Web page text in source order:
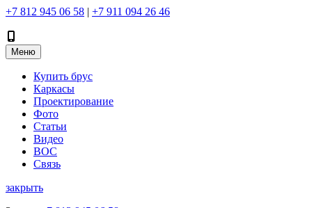
+7 812 945 06 58 | +7 911 094 26 46
Меню
Купить брус
Каркасы
Проектирование
Фото
Статьи
Видео
ВОС
Связь
закрыть